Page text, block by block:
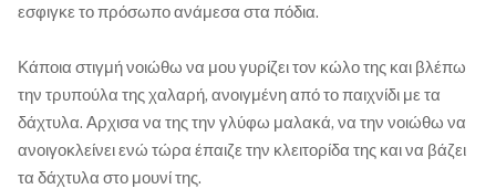
εσφιγκε το πρόσωπο ανάμεσα στα πόδια.
Κάποια στιγμή νοιώθω να μου γυρίζει τον κώλο της και βλέπω
την τρυπούλα της χαλαρή, ανοιγμένη από το παιχνίδι με τα
δάχτυλα. Αρχισα να της την γλύφω μαλακά, να την νοιώθω να
ανοιγοκλείνει ενώ τώρα έπαιζε την κλειτορίδα της και να βάζει
τα δάχτυλα στο μουνί της.